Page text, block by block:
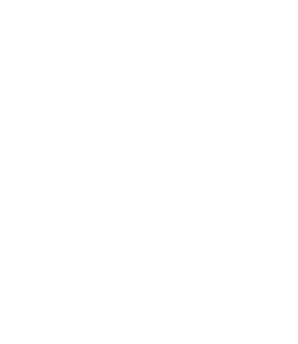
bar, bazén (lehátka a slunečníky zdarma, osušky zdarma), bazén na
dne lehké občerstvení. Neomezené množství rozlévaných
sporty na pláži
a vyhřívaným bazénem s tryskami.